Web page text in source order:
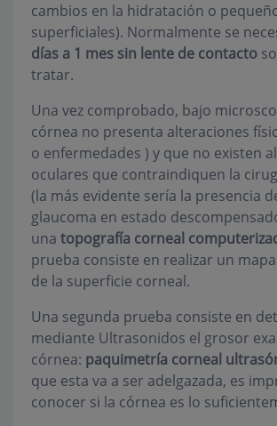
cambios en la hidratación o
superficiales). Normalmente se
días a 1 mes sin lente de contacto
tratar.
Una vez comprobado, bajo
córnea no presenta alteraciones
o enfermedades ) y que no existen
oculares que contraindiquen la
(la más evidente sería la presencia
glaucoma en estado
una topografía corneal
prueba consiste en realizar un
de la superficie corneal.
Una segunda prueba consiste en
mediante Ultrasonidos el grosor
córnea: paquimetría corneal
que esta va a ser adelgazada, es
conocer si la córnea es lo